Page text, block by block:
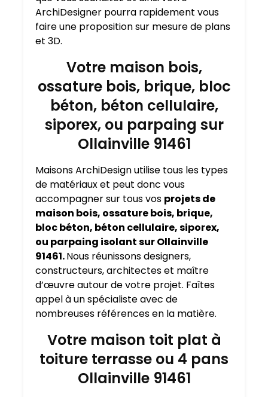
ArchiDesigner pourra rapidement vous
faire une proposition sur mesure de plans
et 3D.
Votre maison bois,
ossature bois, brique, bloc
béton, béton cellulaire,
siporex, ou parpaing sur
Ollainville 91461
Maisons ArchiDesign utilise tous les types
de matériaux et peut donc vous
accompagner sur tous vos projets de
maison bois, ossature bois, brique,
bloc béton, béton cellulaire, siporex,
ou parpaing isolant sur Ollainville
91461.Nous réunissons designers,
constructeurs, architectes et maître
d’œuvre autour de votre projet. Faîtes
appel à un spécialiste avec de
nombreuses références en la matière.
Votre maison toit plat à
toiture terrasse ou 4 pans
Ollainville 91461